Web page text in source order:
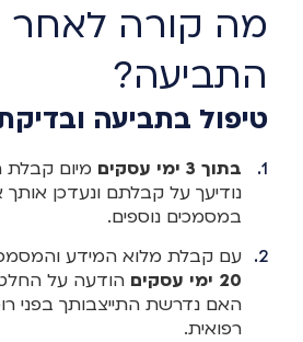
מה קורה
התביעה?
טיפול בתביעה
בתוך 3 ימי עסקים
מיום קבלת
נודיעך על קבלתם ונעדכן אותך
במסמכים נוספים.
עם קבלת מלוא המידע
20 ימי עסקים
הודעה על
האם נדרשת התייצבותך בפני
רפואית.